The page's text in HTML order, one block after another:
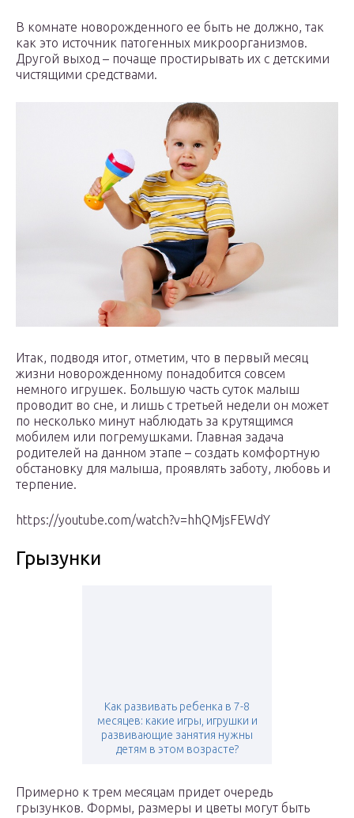
В комнате новорожденного ее быть не должно, так
как это источник патогенных микроорганизмов.
Другой выход – почаще простирывать их с детскими
чистящими средствами.
Итак, подводя итог, отметим, что в первый месяц
жизни новорожденному понадобится совсем
немного игрушек. Большую часть суток малыш
проводит во сне, и лишь с третьей недели он может
по несколько минут наблюдать за крутящимся
мобилем или погремушками. Главная задача
родителей на данном этапе – создать комфортную
обстановку для малыша, проявлять заботу, любовь и
терпение.
https://youtube.com/watch?v=hhQMjsFEWdY
Грызунки
Как развивать ребенка в 7-8
месяцев: какие игры, игрушки и
развивающие занятия нужны
детям в этом возрасте?
Примерно к трем месяцам придет очередь
грызунков. Формы, размеры и цветы могут быть